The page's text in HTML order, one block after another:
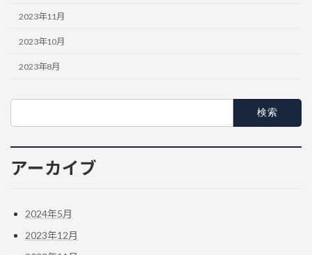
2023年11月
2023年10月
2023年8月
アーカイブ
2024年5月
2023年12月